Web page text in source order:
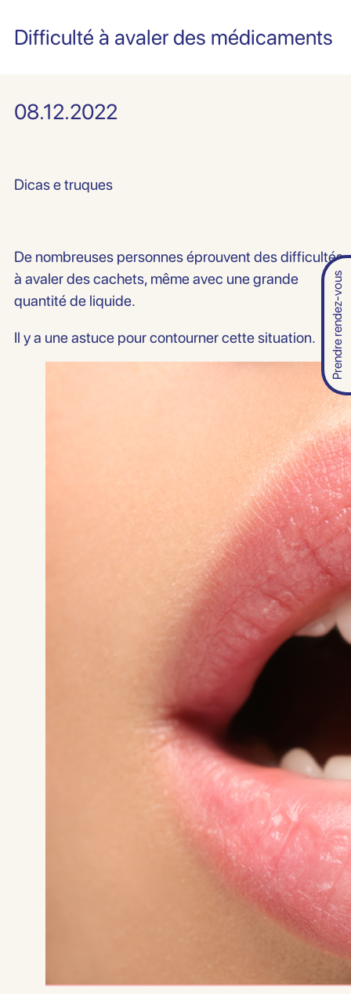
Prendre rendez-vous
Difficulté à avaler des médicaments
08.12.2022
Dicas e truques
De nombreuses personnes éprouvent des difficultés
à avaler des cachets, même avec une grande
quantité de liquide.
Il y a une astuce pour contourner cette situation.